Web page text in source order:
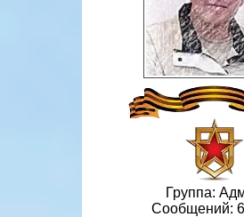
Группа:
Сообщений: